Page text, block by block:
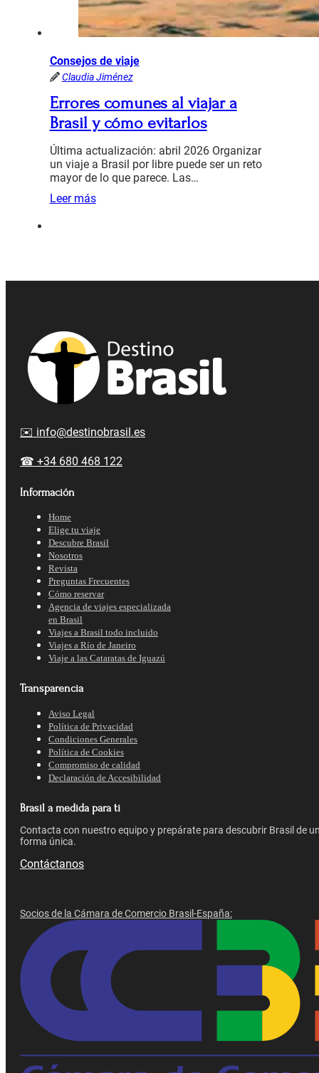
Consejos de viaje
Claudia Jiménez
Errores comunes al viajar a
Brasil y cómo evitarlos
Última actualización: abril 2026 Organizar
un viaje a Brasil por libre puede ser un reto
mayor de lo que parece. Las…
Leer más
✉️ info@destinobrasil.es
☎ +34 680 468 122
Información
Home
Elige tu viaje
Descubre Brasil
Nosotros
Revista
Preguntas Frecuentes
Cómo reservar
Agencia de viajes especializada
en Brasil
Viajes a Brasil todo incluido
Viajes a Río de Janeiro
Viaje a las Cataratas de Iguazú
Transparencia
Aviso Legal
Política de Privacidad
Condiciones Generales
Política de Cookies
Compromiso de calidad
Declaración de Accesibilidad
Brasil a medida para ti
Contacta con nuestro equipo y prepárate para descubrir Brasil de
forma única.
Contáctanos
Socios de la Cámara de Comercio Brasil-España: